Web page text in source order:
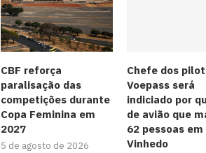
CBF reforça
paralisação das
competições durante
Copa Feminina em
2027
5 de agosto de 2026
Chefe dos
Voepass será
indiciado por
de avião que
62 pessoas em
Vinhedo